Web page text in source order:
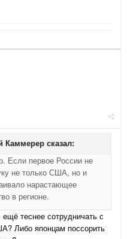
Каммерер сказал:
Если первое России не
не только США, но и
нарастающее
в регионе.
теснее сотрудничать с
Либо японцам поссорить